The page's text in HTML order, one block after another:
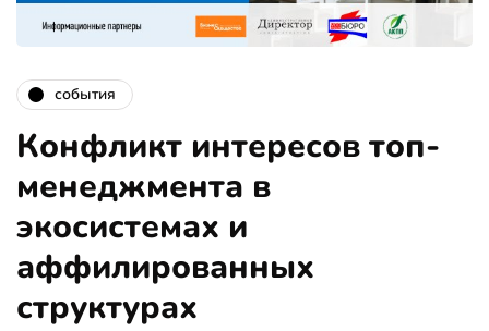
события
Конфликт интересов топ-
менеджмента в
экосистемах и
аффилированных
структурах